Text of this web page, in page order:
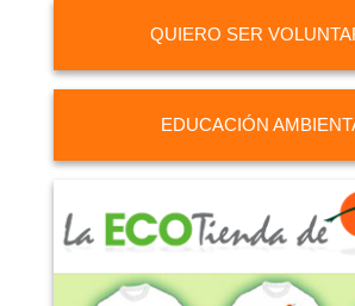
QUIERO SER
EDUCACIÓN